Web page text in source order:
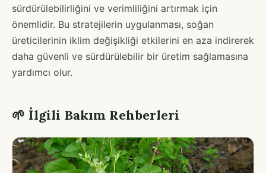
sürdürülebilirliğini ve verimliliğini artırmak için
önemlidir. Bu stratejilerin uygulanması, soğan
üreticilerinin iklim değişikliği etkilerini en aza indirerek
daha güvenli ve sürdürülebilir bir üretim sağlamasına
yardımcı olur.
🌱 İlgili Bakım Rehberleri